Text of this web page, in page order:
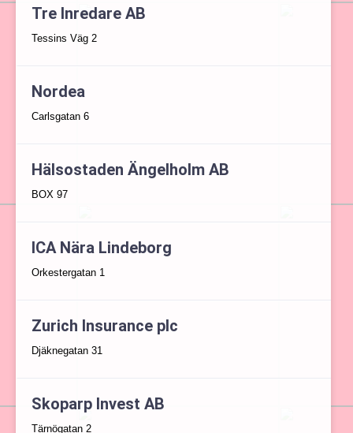
Tre Inredare AB
Tessins Väg 2
Nordea
Carlsgatan 6
Hälsostaden Ängelholm AB
BOX 97
ICA Nära Lindeborg
Orkestergatan 1
Zurich Insurance plc
Djäknegatan 31
Skoparp Invest AB
Tärnögatan 2